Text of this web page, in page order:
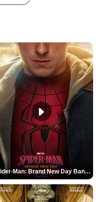
Spider-Man: Brand New Day Bande-annonce VO STFR